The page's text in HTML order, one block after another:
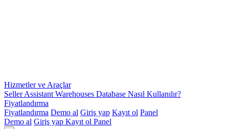
Hizmetler ve Araçlar
Seller Assistant Warehouses Database Nasıl Kullanılır?
Fiyatlandırma
Fiyatlandırma Demo al Giriş yap Kayıt ol Panel
Demo al Giriş yap Kayıt ol Panel